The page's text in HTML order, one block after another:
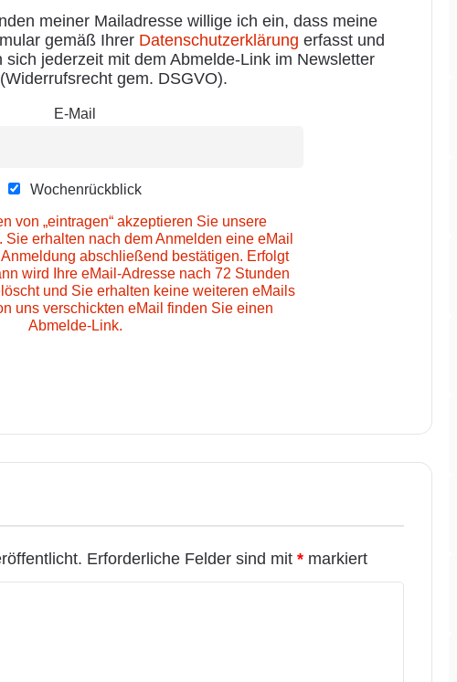
meiner Mailadresse willige ich ein, dass meine
gemäß Ihrer Datenschutzerklärung erfasst und
jederzeit mit dem Abmelde-Link im Newsletter
gem. DSGVO).
E-Mail
Wochenrückblick
von „eintragen“ akzeptieren Sie unsere
Sie erhalten nach dem Anmelden eine eMail
abschließend bestätigen. Erfolgt
wird Ihre eMail-Adresse nach 72 Stunden
und Sie erhalten keine weiteren eMails
uns verschickten eMail finden Sie einen
Abmelde-Link.
Erforderliche Felder sind mit * markiert